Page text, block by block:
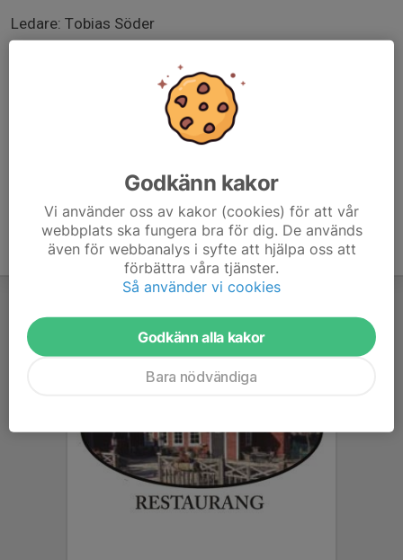
Ledare: Tobias Söder
Vi kör en kort gul runda. Ca 7 mil med ett snabbt stopp
för att fylla på med lite vätska om det behövs. Exakt rutt
presenteras på plats men vi kommer förmodligen
passera Trosta, Lunda, Skepptuna, Arlanda och Skånela.
Godkänn kakor
Vi använder oss av kakor (cookies) för att vår
webbplats ska fungera bra för dig. De används
även för webbanalys i syfte att hjälpa oss att
förbättra våra tjänster.
Så använder vi cookies
Godkänn alla kakor
Bara nödvändiga